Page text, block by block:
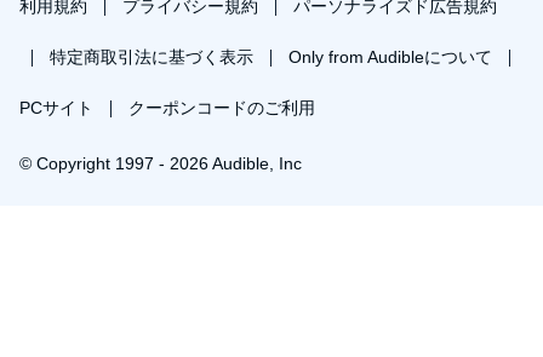
利用規約 プライバシー規約 パーソナライズド広告規約
特定商取引法に基づく表示 Only from Audibleについて
PCサイト クーポンコードのご利用
© Copyright 1997 - 2026 Audible, Inc